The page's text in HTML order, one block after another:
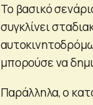
Το βασικό
συγκλίνει
μπορούσε να
Παράλληλα, ο